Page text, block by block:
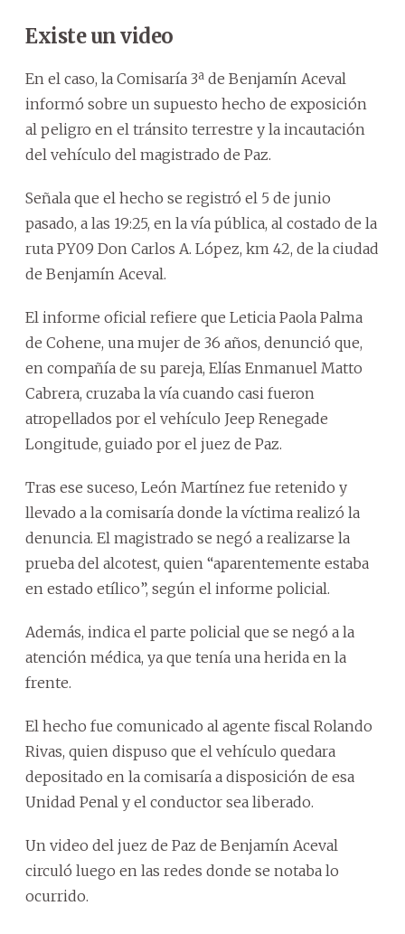
Existe un video
En el caso, la Comisaría 3ª de Benjamín Aceval
informó sobre un supuesto hecho de exposición
al peligro en el tránsito terrestre y la incautación
del vehículo del magistrado de Paz.
Señala que el hecho se registró el 5 de junio
pasado, a las 19:25, en la vía pública, al costado de la
ruta PY09 Don Carlos A. López, km 42, de la ciudad
de Benjamín Aceval.
El informe oficial refiere que Leticia Paola Palma
de Cohene, una mujer de 36 años, denunció que,
en compañía de su pareja, Elías Enmanuel Matto
Cabrera, cruzaba la vía cuando casi fueron
atropellados por el vehículo Jeep Renegade
Longitude, guiado por el juez de Paz.
Tras ese suceso, León Martínez fue retenido y
llevado a la comisaría donde la víctima realizó la
denuncia. El magistrado se negó a realizarse la
prueba del alcotest, quien “aparentemente estaba
en estado etílico”, según el informe policial.
Además, indica el parte policial que se negó a la
atención médica, ya que tenía una herida en la
frente.
El hecho fue comunicado al agente fiscal Rolando
Rivas, quien dispuso que el vehículo quedara
depositado en la comisaría a disposición de esa
Unidad Penal y el conductor sea liberado.
Un video del juez de Paz de Benjamín Aceval
circuló luego en las redes donde se notaba lo
ocurrido.